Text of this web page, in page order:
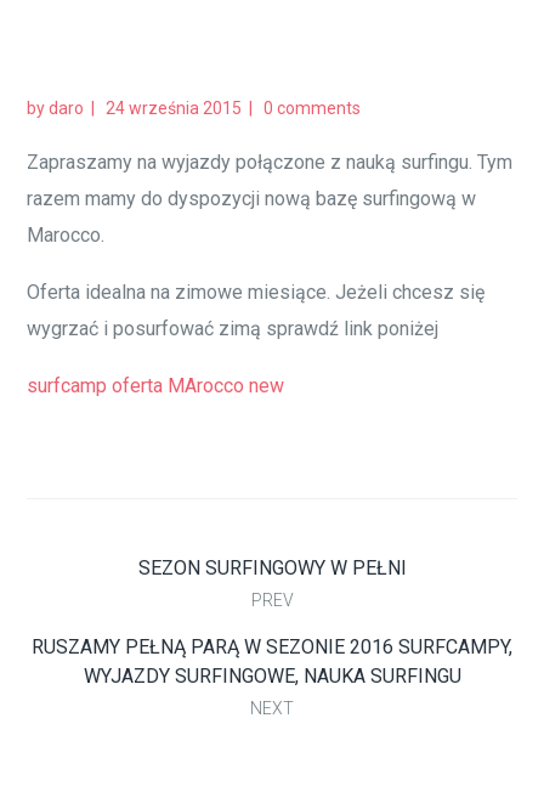
bydaro 24 września 2015 0 comments
Zapraszamy na wyjazdy połączone z nauką surfingu. Tym
razem mamy do dyspozycji nową bazę surfingową w
Marocco.
Oferta idealna na zimowe miesiące. Jeżeli chcesz się
wygrzać i posurfować zimą sprawdź link poniżej
surfcamp oferta MArocco new
SEZON SURFINGOWY W PEŁNI
PREV
RUSZAMY PEŁNĄ PARĄ W SEZONIE 2016 SURFCAMPY,
WYJAZDY SURFINGOWE, NAUKA SURFINGU
NEXT